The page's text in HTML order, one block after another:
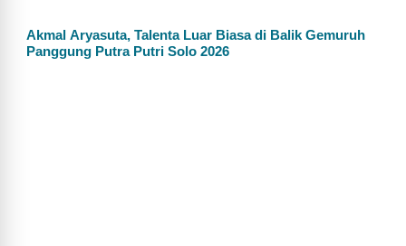
Akmal Aryasuta, Talenta Luar Biasa di Balik Gemuruh
Panggung Putra Putri Solo 2026